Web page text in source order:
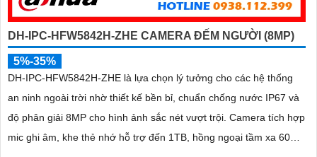
DH-IPC-HFW5842H-ZHE CAMERA ĐẾM NGƯỜI (8MP)
5%-35%
DH-IPC-HFW5842H-ZHE là lựa chọn lý tưởng cho các hệ thống
an ninh ngoài trời nhờ thiết kế bền bỉ, chuẩn chống nước IP67 và
độ phân giải 8MP cho hình ảnh sắc nét vượt trội. Camera tích hợp
mic ghi âm, khe thẻ nhớ hỗ trợ đến 1TB, hồng ngoại tầm xa 60m